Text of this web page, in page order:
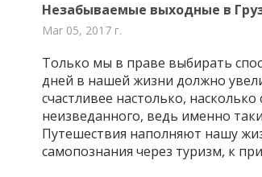
Незабываемые выходные в
Mar 05, 2017 г.
Только мы в праве выбирать
дней в нашей жизни должно
счастливее настолько,
неизведанного, ведь именно
Путешествия наполняют нашу
самопознания через туризм, к